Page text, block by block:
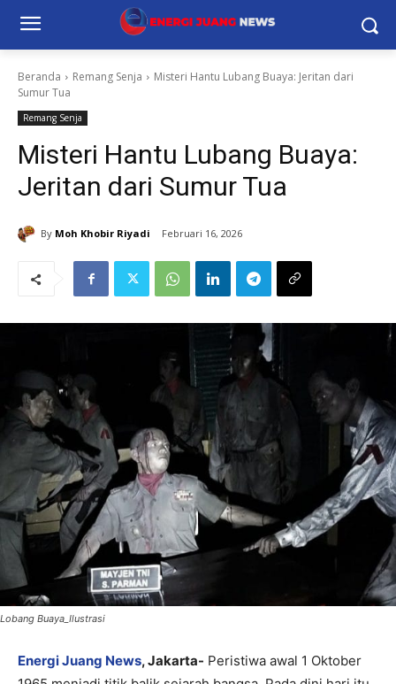
Beranda Remang Senja
Misteri Hantu Lubang Buaya: Jeritan dari
Sumur Tua
Remang Senja
Misteri Hantu Lubang Buaya:
Jeritan dari Sumur Tua
By Moh Khobir Riyadi Februari 16, 2026
Lobang Buaya_Ilustrasi
Energi Juang News, Jakarta- Peristiwa awal 1 Oktober